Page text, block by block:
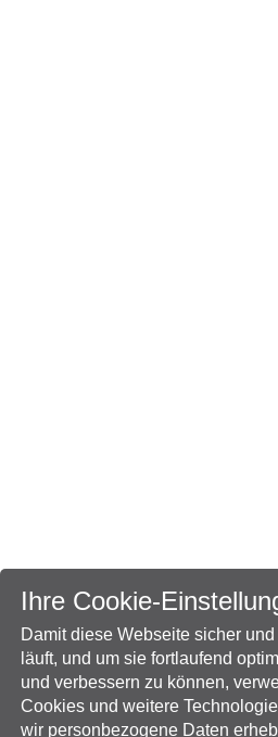
Ihre Cookie-
Damit diese Webseite sicher
läuft, und um sie fortlaufend
und verbessern zu können,
Cookies und weitere
wir personbezogene Daten